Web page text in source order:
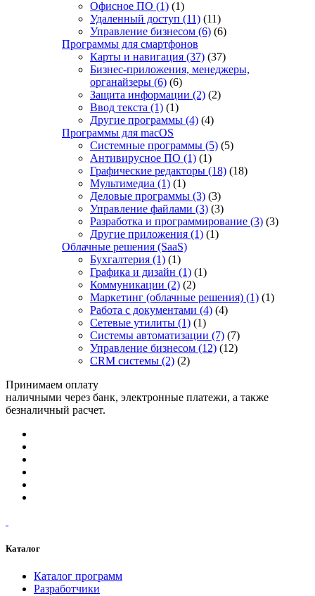
Офисное ПО (1) (1)
Удаленный доступ (11) (11)
Управление бизнесом (6) (6)
Программы для смартфонов
Карты и навигация (37) (37)
Бизнес-приложения, менеджеры,
органайзеры (6) (6)
Защита информации (2) (2)
Ввод текста (1) (1)
Другие программы (4) (4)
Программы для macOS
Системные программы (5) (5)
Антивирусное ПО (1) (1)
Графические редакторы (18) (18)
Мультимедиа (1) (1)
Деловые программы (3) (3)
Управление файлами (3) (3)
Разработка и программирование (3) (3)
Другие приложения (1) (1)
Облачные решения (SaaS)
Бухгалтерия (1) (1)
Графика и дизайн (1) (1)
Коммуникации (2) (2)
Маркетинг (облачные решения) (1) (1)
Работа с документами (4) (4)
Сетевые утилиты (1) (1)
Системы автоматизации (7) (7)
Управление бизнесом (12) (12)
CRM системы (2) (2)
Принимаем оплату
наличными через банк, электронные платежи, а также
безналичный расчет.
Каталог
Каталог программ
Разработчики